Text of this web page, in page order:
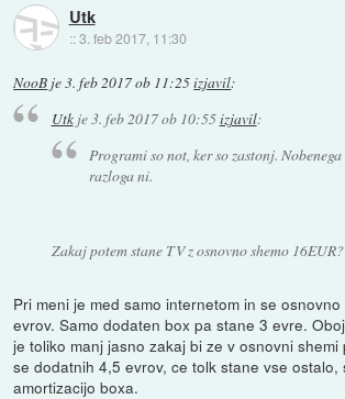
Utk
::3. feb 2017, 11:30
NooB je3. feb 2017 ob 11:25izjavil:
Utkje3. feb 2017 ob 10:55izjavil:
Programi so not, ker so zastonj.
razloga ni.
Zakaj potem stane TV z osnovno shemo 16EUR?
Pri meni je med samo internetom in se
evrov. Samo dodaten box pa stane 3 evre.
je toliko manj jasno zakaj bi ze v osnovni
se dodatnih 4,5 evrov, ce tolk stane vse ostalo,
amortizacijo boxa.